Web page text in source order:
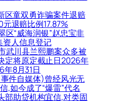
区童双勇诈骗案件退赔
退赔比例17.87%
区“威海润银”赵忠宝非
资人信息登记
武川县兰熙鹏案众多被
定将原定截止日2026年
8月31日
件自媒体)曾经风光无
,如今成了“爆雷”代名
部助贷机构宜信,对类固